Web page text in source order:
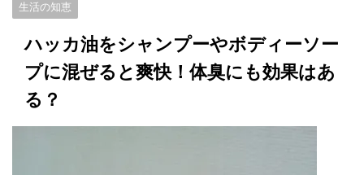
生活の知恵
ハッカ油をシャンプーやボディーソー
プに混ぜると爽快！体臭にも効果はあ
る？